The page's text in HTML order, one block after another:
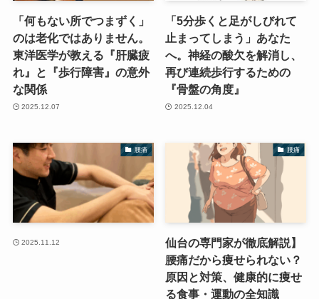
「何もない所でつまずく」
のは老化ではありません。
東洋医学が教える『肝臓疲
れ』と『歩行障害』の意外
な関係
2025.12.07
「5分歩くと足がしびれて
止まってしまう」あなた
へ。神経の酸欠を解消し、
再び連続歩行するための
『骨盤の角度』
2025.12.04
腰痛
2025.11.12
腰痛
仙台の専門家が徹底解説】
腰痛だから痩せられない？
原因と対策、健康的に痩せ
る食事・運動の全知識